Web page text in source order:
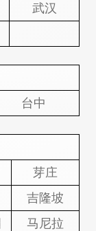
武汉
台中
芽庄
吉隆坡
马尼拉